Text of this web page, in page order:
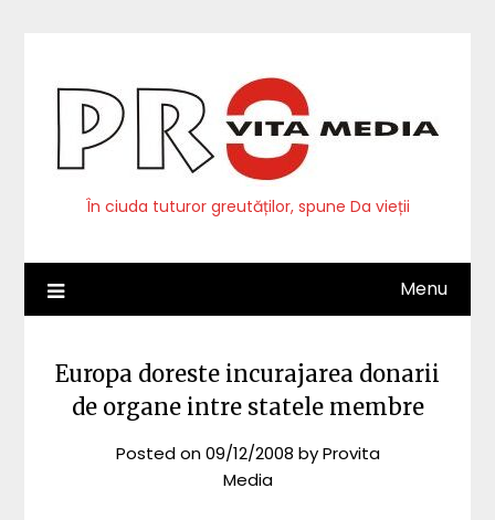
În ciuda tuturor greutăților, spune Da vieții
Menu
Europa doreste incurajarea donarii
de organe intre statele membre
Posted on09/12/2008 byProvita
Media